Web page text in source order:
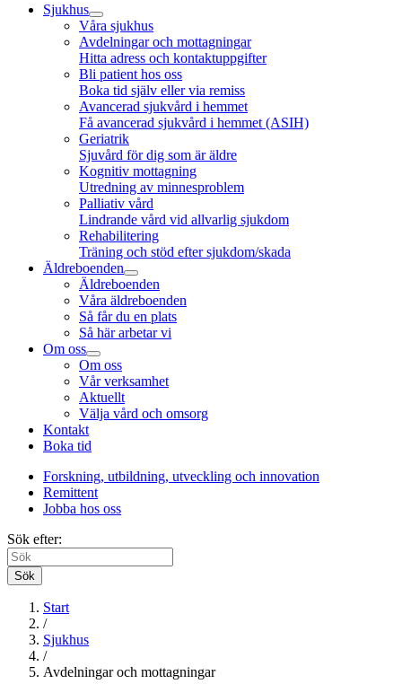
Sjukhus
Våra sjukhus
Avdelningar och mottagningar
Hitta adress och kontaktuppgifter
Bli patient hos oss
Boka tid själv eller via remiss
Avancerad sjukvård i hemmet
Få avancerad sjukvård i hemmet (ASIH)
Geriatrik
Sjuvård för dig som är äldre
Kognitiv mottagning
Utredning av minnesproblem
Palliativ vård
Lindrande vård vid allvarlig sjukdom
Rehabilitering
Träning och stöd efter sjukdom/skada
Äldreboenden
Äldreboenden
Våra äldreboenden
Så får du en plats
Så här arbetar vi
Om oss
Om oss
Vår verksamhet
Aktuellt
Välja vård och omsorg
Kontakt
Boka tid
Forskning, utbildning, utveckling och innovation
Remittent
Jobba hos oss
Sök efter:
Sök
Start
/
Sjukhus
/
Avdelningar och mottagningar